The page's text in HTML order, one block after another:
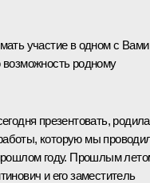
участие в одном с Вами
родному
презентовать,
которую мы
году. Прошлым
и его заместитель